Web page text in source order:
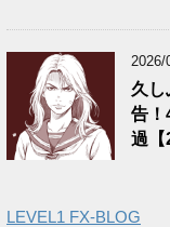
2026/
久し
告！
過【
LEVEL1 FX-BLOG